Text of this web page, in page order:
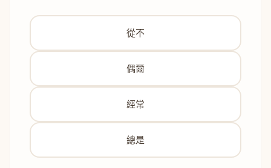
從不
偶爾
經常
總是